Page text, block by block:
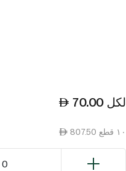
70.00 لكل
807.50 ١٠ قطع
0